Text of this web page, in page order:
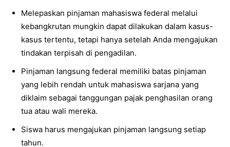
Melepaskan pinjaman mahasiswa federal melalui
kebangkrutan mungkin dapat dilakukan dalam kasus-
kasus tertentu, tetapi hanya setelah Anda mengajukan
tindakan terpisah di pengadilan.
Pinjaman langsung federal memiliki batas pinjaman
yang lebih rendah untuk mahasiswa sarjana yang
diklaim sebagai tanggungan pajak penghasilan orang
tua atau wali mereka.
Siswa harus mengajukan pinjaman langsung setiap
tahun.